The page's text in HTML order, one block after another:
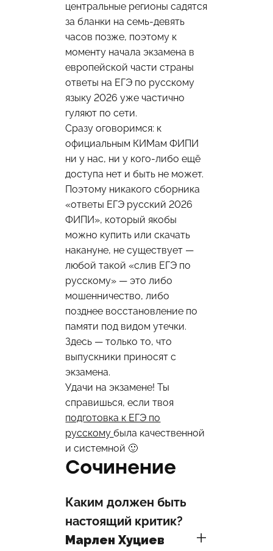
центральные регионы садятся
за бланки на семь-девять
часов позже, поэтому к
моменту начала экзамена в
европейской части страны
ответы на ЕГЭ по русскому
языку 2026 уже частично
гуляют по сети.
Сразу оговоримся: к
официальным КИМам ФИПИ
ни у нас, ни у кого-либо ещё
доступа нет и быть не может.
Поэтому никакого сборника
«ответы ЕГЭ русский 2026
ФИПИ», который якобы
можно купить или скачать
накануне, не существует —
любой такой «слив ЕГЭ по
русскому» — это либо
мошенничество, либо
позднее восстановление по
памяти под видом утечки.
Здесь — только то, что
выпускники приносят с
экзамена.
Удачи на экзамене! Ты
справишься, если твоя
подготовка к ЕГЭ по
русскому была качественной
и системной 🙂
Сочинение
Каким должен быть
настоящий критик?
Марлен Хуциев